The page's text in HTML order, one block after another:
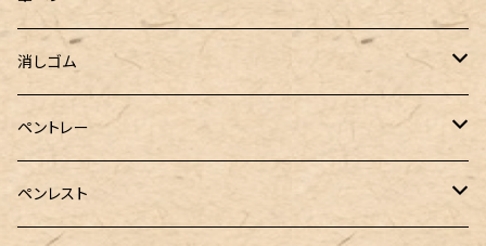
Sheaffer（シェーファー）
MONTEVERDE（モンテベルデ）
MONTBLANC（モンブラン）
CROSS(クロス)
ANTOU（アントウ）
PenC mini
スタイルフィット ゲルインク
PILOT（パイロット）
カスタム
RHODIA(ロディア)
KAYOU＋(カーユプラス)
すずめや
Fonte
消しゴム
消しゴムケース
バハギア&クラフト
ツイスト消しゴム
ペントレー
革製ペントレー
ペンレスト